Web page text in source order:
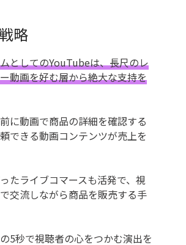
略
としてのYouTubeは、長尺のレ
動画を好む層から絶大な支持を
に動画で商品の詳細を確認する
できる動画コンテンツが売上を
たライブコマースも活発で、視
交流しながら商品を販売する手
5秒で視聴者の心をつかむ演出を